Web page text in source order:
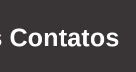
Contatos